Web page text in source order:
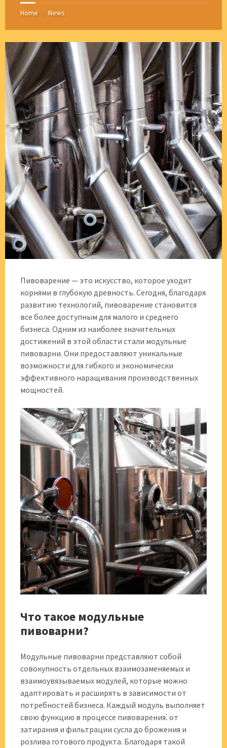
Home / News
Пивоварение — это искусство, которое уходит
корнями в глубокую древность. Сегодня, благодаря
развитию технологий, пивоварение становится
все более доступным для малого и среднего
бизнеса. Одним из наиболее значительных
достижений в этой области стали модульные
пивоварни. Они предоставляют уникальные
возможности для гибкого и экономически
эффективного наращивания производственных
мощностей.
Что такое модульные
пивоварни?
Модульные пивоварни представляют собой
совокупность отдельных взаимозаменяемых и
взаимоувязываемых модулей, которые можно
адаптировать и расширять в зависимости от
потребностей бизнеса. Каждый модуль выполняет
свою функцию в процессе пивоварения⁚ от
затирания и фильтрации сусла до брожения и
розлива готового продукта. Благодаря такой